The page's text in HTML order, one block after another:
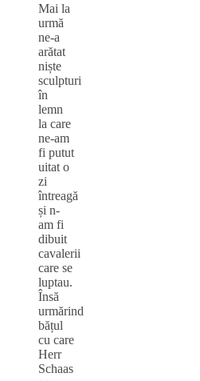
Mai la
urmă
ne-a
arătat
niște
sculpturi
în
lemn
la care
ne-am
fi putut
uitat o
zi
întreagă
și n-
am fi
dibuit
cavalerii
care se
luptau.
Însă
urmărind
bățul
cu care
Herr
Schaas